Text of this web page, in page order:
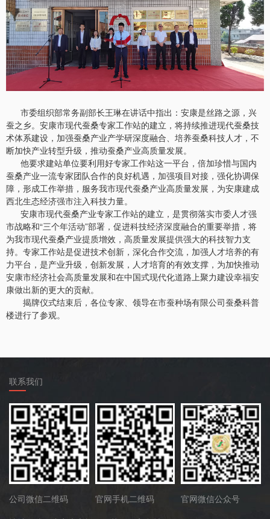
市委组织部常务副部长王琳在讲话中指出：安康是丝路之源，兴
蚕之乡。安康市现代蚕桑专家工作站的建立，将持续推进现代蚕桑技
术体系建设，加强蚕桑产业产学研深度融合、培养蚕桑科技人才，不
断加快产业转型升级，推动蚕桑产业高质量发展。
他要求建站单位要利用好专家工作站这一平台，倍加珍惜与国内
蚕桑产业一流专家团队合作的良好机遇，加强项目对接，强化协调保
障，形成工作举措，服务我市现代蚕桑产业高质量发展，为安康建成
西北生态经济强市注入科技力量。
安康市现代蚕桑产业专家工作站的建立，是贯彻落实市委人才强
市战略和“三个年活动”部署，促进科技经济深度融合的重要举措，将
为我市现代蚕桑产业提质增效，高质量发展提供强大的科技智力支
持。专家工作站是促进技术创新，深化合作交流，加强人才培养的有
力平台，是产业升级，创新发展，人才培育的有效支撑，为加快推动
安康市经济社会高质量发展和在中国式现代化道路上聚力建设幸福安
康做出新的更大的贡献。
揭牌仪式结束后，各位专家、领导在市蚕种场有限公司蚕桑科普
楼进行了参观。
联系我们
公司微信二维码 官网手机二维码
官网微信公众号